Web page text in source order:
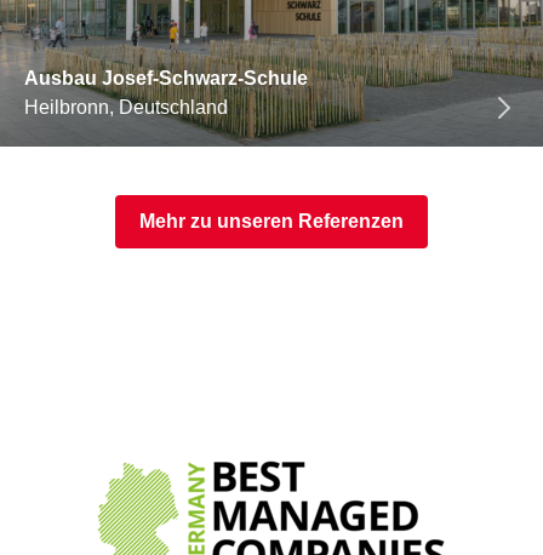
Ausbau Josef-Schwarz-Schule
Heilbronn, Deutschland
Mehr zu unseren Referenzen